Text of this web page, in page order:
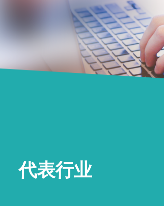
代表行业